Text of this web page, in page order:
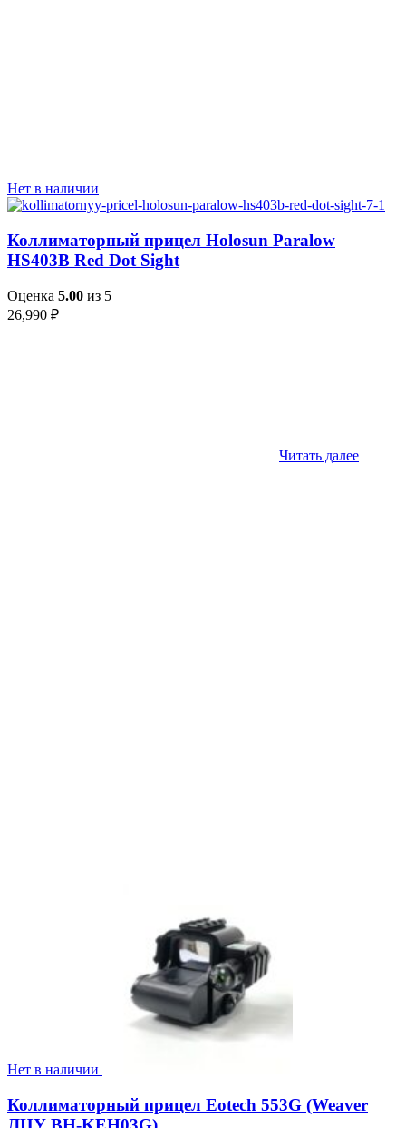
Нет в наличии
Коллиматорный прицел Holosun Paralow
HS403B Red Dot Sight
Оценка 5.00 из 5
26,990 ₽
Читать далее
Нет в наличии
Коллиматорный прицел Eotech 553G (Weaver